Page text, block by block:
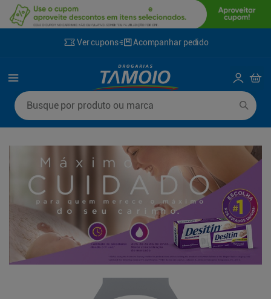
Ver cupons Acompanhar pedido
Busque por produto ou marca
Termos mais buscados
desodorante
4º
sabonete líquido
fralda xg
shampoo
9
fralda xxg
10 º sabonete